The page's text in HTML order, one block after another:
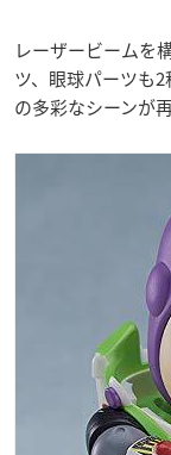
レーザービームを
ツ、眼球パーツも
の多彩なシーンが